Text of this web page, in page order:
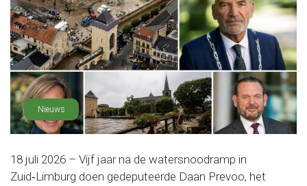
Nieuws
18 juli 2026 – Vijf jaar na de watersnoodramp in
Zuid‑Limburg doen gedeputeerde Daan Prevoo, het